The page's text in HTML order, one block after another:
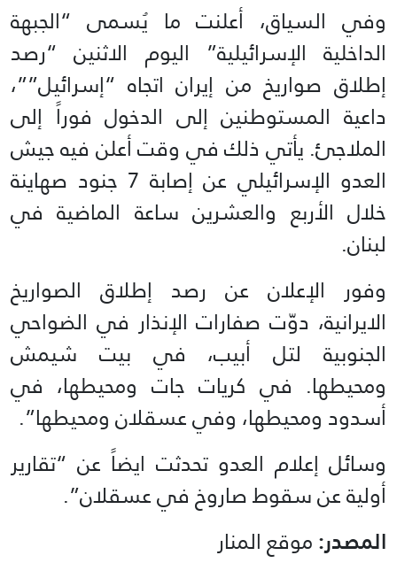
وفي السياق، أعلنت ما يُسمى “الجبهة
الداخلية الإسرائيلية” اليوم الاثنين “رصد
إطلاق صواريخ من إيران اتجاه “إسرائيل””،
داعية المستوطنين إلى الدخول فوراً إلى
الملاجئ. يأتي ذلك في وقت أعلن فيه جيش
العدو الإسرائيلي عن إصابة 7 جنود صهاينة
خلال الأربع والعشرين ساعة الماضية في
لبنان.
وفور الإعلان عن رصد إطلاق الصواريخ
الايرانية، دوّت صفارات الإنذار في الضواحي
الجنوبية لتل أبيب، في بيت شيمش
ومحيطها. في كريات جات ومحيطها، في
أسدود ومحيطها، وفي عسقلان ومحيطها”.
وسائل إعلام العدو تحدثت ايضاً عن “تقارير
أولية عن سقوط صاروخ في عسقلان”.
المصدر:موقع المنار